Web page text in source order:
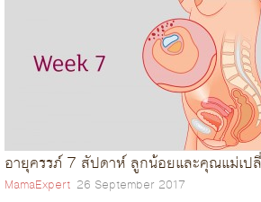
อายุครรภ์ 7 สัปดาห์ ลูกน้อยและคุณแม่เป
MamaExpert 26 September 2017